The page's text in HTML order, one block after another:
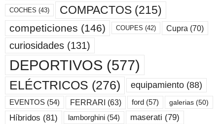
COCHES (43) COMPACTOS (215)
competiciones (146) COUPES (42) Cupra (70)
curiosidades (131)
DEPORTIVOS (577)
ELÉCTRICOS (276) equipamiento (88)
EVENTOS (54) FERRARI (63) ford (57) galerias (50)
Híbridos (81) lamborghini (54) maserati (79)